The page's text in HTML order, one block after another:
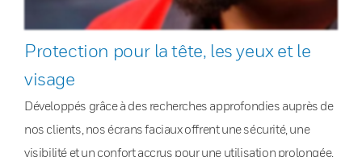
Protection pour la tête, les yeux et le
visage
Développés grâce à des recherches approfondies auprès de
nos clients, nos écrans faciaux offrent une sécurité, une
visibilité et un confort accrus pour une utilisation prolongée.